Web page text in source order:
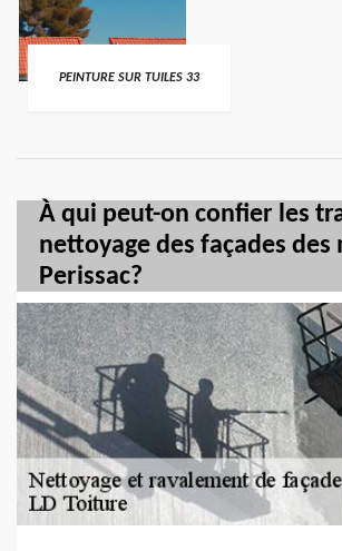
PEINTURE SUR TUILES 33
À qui peut-on confier les
nettoyage des façades des
Perissac?